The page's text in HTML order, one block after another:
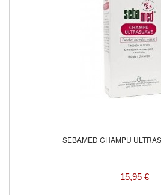
SEBAMED CHAMPU
15,95 €